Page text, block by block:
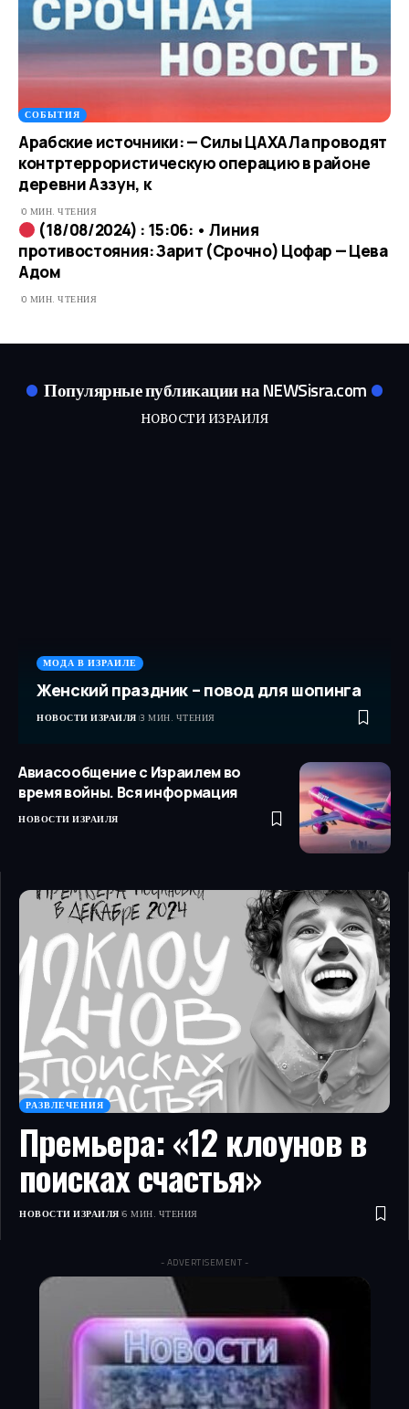
СОБЫТИЯ
Арабские источники: — Силы ЦАХАЛа проводят
контртеррористическую операцию в районе
деревни Аззун, к
0 МИН. ЧТЕНИЯ
(18/08/2024) : 15:06: • Линия
противостояния: Зарит (Срочно) Цофар — Цева
Адом
0 МИН. ЧТЕНИЯ
Популярные публикации на NEWSisra.com
НОВОСТИ ИЗРАИЛЯ
МОДА В ИЗРАИЛЕ
Женский праздник – повод для шопинга
НОВОСТИ ИЗРАИЛЯ 3 МИН. ЧТЕНИЯ
Авиасообщение с Израилем во
время войны. Вся информация
НОВОСТИ ИЗРАИЛЯ
РАЗВЛЕЧЕНИЯ
Премьера: «12 клоунов в
поисках счастья»
НОВОСТИ ИЗРАИЛЯ 6 МИН. ЧТЕНИЯ
- ADVERTISEMENT -